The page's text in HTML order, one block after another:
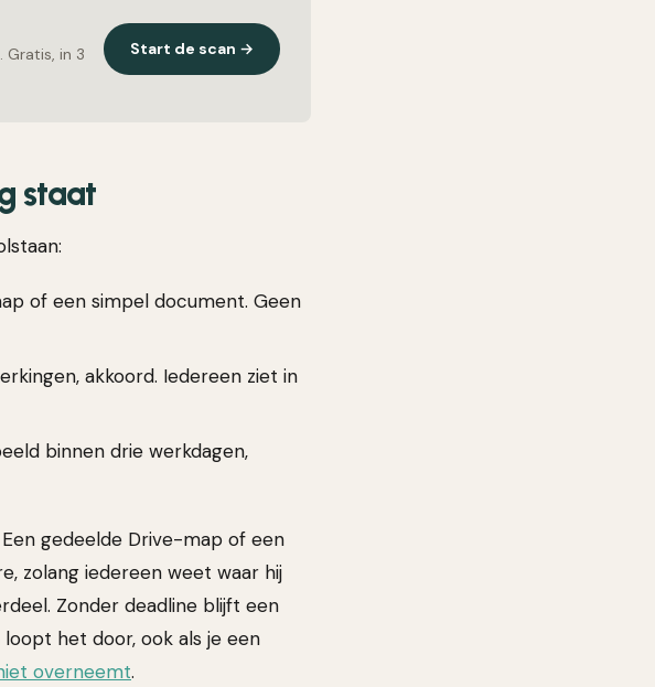
Gratis, in 3
Start de scan →
staat
of een simpel document. Geen
akkoord. Iedereen ziet in
binnen drie werkdagen,
gedeelde Drive-map of een
zolang iedereen weet waar hij
Zonder deadline blijft een
het door, ook als je een
overneemt.